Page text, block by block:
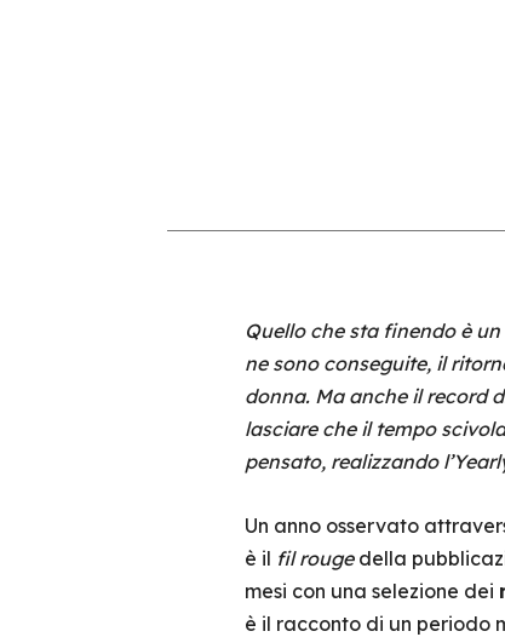
Quello che sta finendo è
ne sono conseguite, il
donna. Ma anche il record
lasciare che il tempo
pensato, realizzando
Un anno osservato
è il fil rougedella
mesi con una selezione dei
è il racconto di un periodo